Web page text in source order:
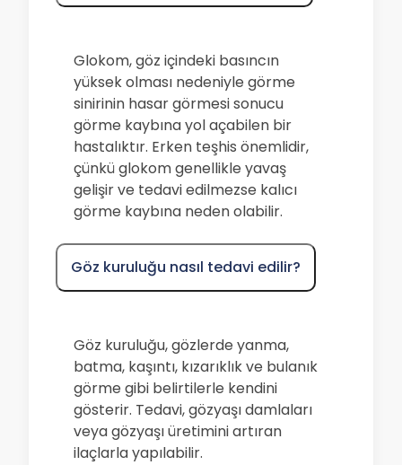
Glokom, göz içindeki basıncın
yüksek olması nedeniyle görme
sinirinin hasar görmesi sonucu
görme kaybına yol açabilen bir
hastalıktır. Erken teşhis önemlidir,
çünkü glokom genellikle yavaş
gelişir ve tedavi edilmezse kalıcı
görme kaybına neden olabilir.
Göz kuruluğu nasıl tedavi edilir?
Göz kuruluğu, gözlerde yanma,
batma, kaşıntı, kızarıklık ve bulanık
görme gibi belirtilerle kendini
gösterir. Tedavi, gözyaşı damlaları
veya gözyaşı üretimini artıran
ilaçlarla yapılabilir.